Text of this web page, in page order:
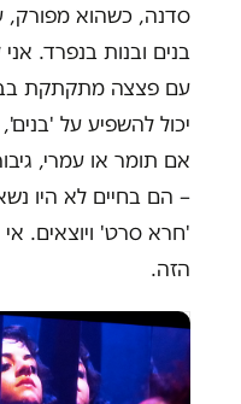
סדנה, כשהוא מפורק,
בנים ובנות בנפרד.
עם פצצה מתקתקת
יכול להשפיע על
אם תומר או עמרי,
– הם בחיים לא היו
'חרא סרט' ויוצאים.
הזה.